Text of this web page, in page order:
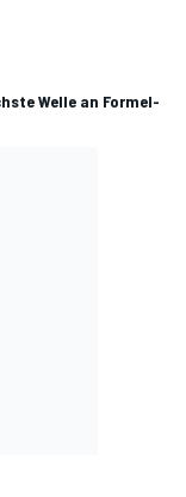
Welle an Formel-